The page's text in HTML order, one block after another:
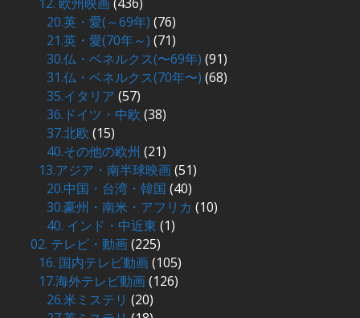
12. 欧州映画(436)
20.英・愛(～69年) (76)
21.英・愛(70年～) (71)
30.仏・ベネルクス(〜69年) (91)
31.仏・ベネルクス(70年〜) (68)
35.イタリア (57)
36.ドイツ・中欧 (38)
37.北欧 (15)
40.その他の欧州 (21)
13.アジア・南半球映画(51)
20.中国・台湾・韓国 (40)
30.豪州・南米・アフリカ (10)
40. インド・中近東 (1)
02. テレビ・動画(225)
16. 国内テレビ動画(105)
17.海外テレビ動画(126)
26.米ミステリ (20)